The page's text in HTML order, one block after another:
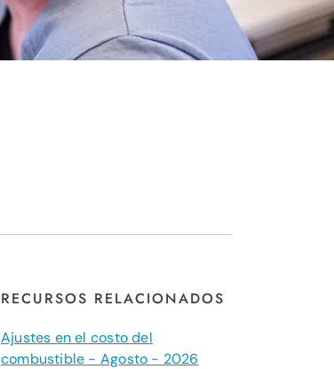
RECURSOS RELACIONADOS
Ajustes en el costo del
combustible - Agosto - 2026